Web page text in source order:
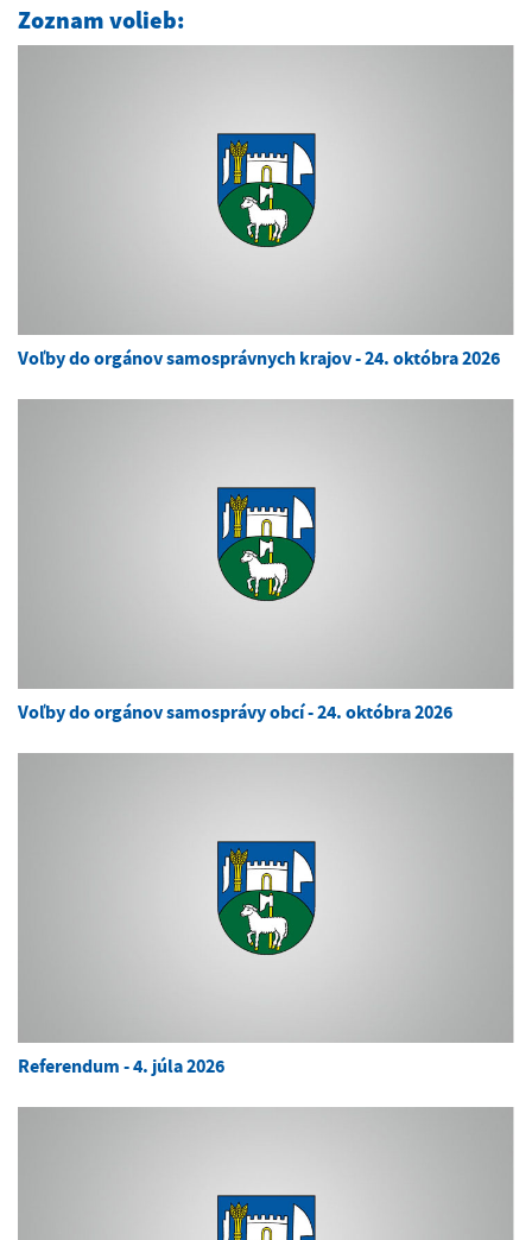
Zoznam volieb:
Voľby do orgánov samosprávnych krajov - 24. októbra 2026
Voľby do orgánov samosprávy obcí - 24. októbra 2026
Referendum - 4. júla 2026